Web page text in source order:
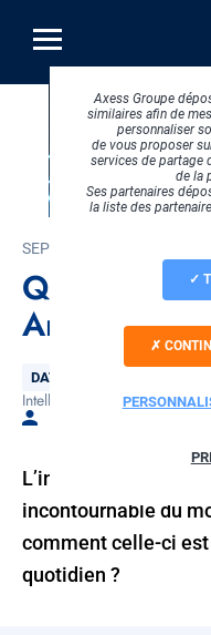
contenu
principal
SEPTEMBRE 2017
Qu’est-ce
Artificielle ?
Thématique
DATA & BI
Tags
Intelligence artificielle
L’intelligence
incontournable du
comment celle-ci
quotidien ?
Axess Groupe
similaires afin de
personnaliser
de vous proposer
services de partage
de la
Ses partenaires
la liste des